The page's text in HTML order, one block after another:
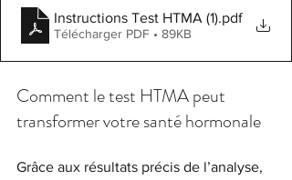
Instructions Test HTMA (1).pdf
Télécharger PDF • 89KB
Comment le test HTMA peut
transformer votre santé hormonale
Grâce aux résultats précis de l’analyse,